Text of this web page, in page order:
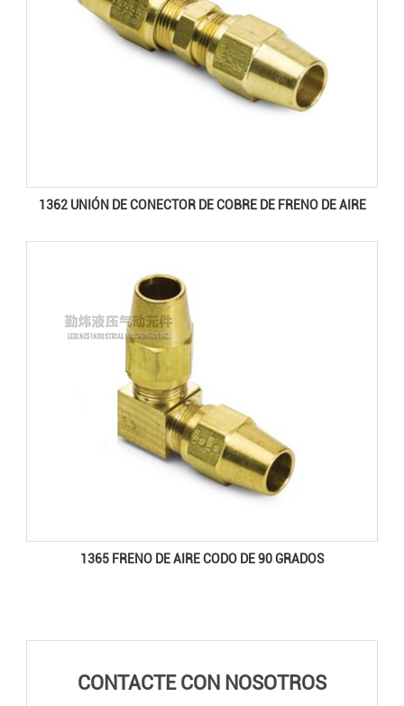
1362 UNIÓN DE CONECTOR DE COBRE DE FRENO DE AIRE
1365 FRENO DE AIRE CODO DE 90 GRADOS
CONTACTE CON NOSOTROS